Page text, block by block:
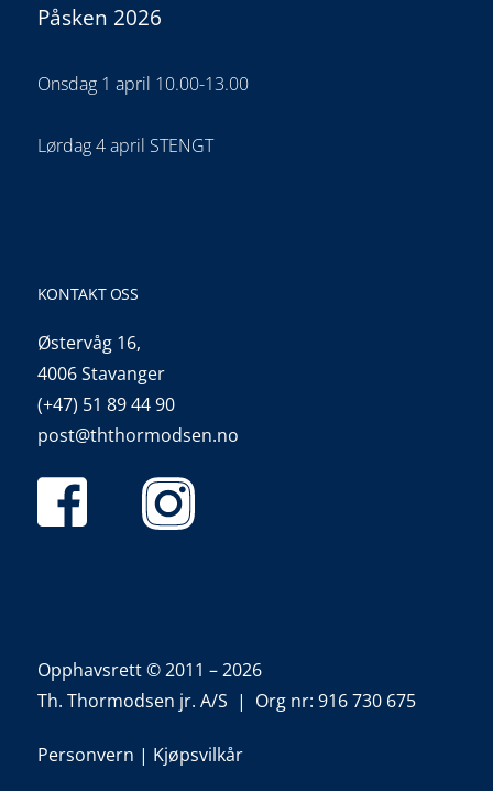
Påsken 2026
Onsdag 1 april 10.00-13.00
Lørdag 4 april STENGT
KONTAKT OSS
Østervåg 16,
4006 Stavanger
(+47) 51 89 44 90
post@ththormodsen.no
Opphavsrett © 2011 – 2026
Th. Thormodsen jr. A/S | Org nr: 916 730 675
Personvern | Kjøpsvilkår